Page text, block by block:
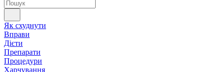
Як схуднути
Вправи
Дієти
Препарати
Процедури
Харчування